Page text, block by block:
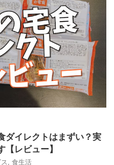
ダイレクトはまずい？実
レビュー】
食生活